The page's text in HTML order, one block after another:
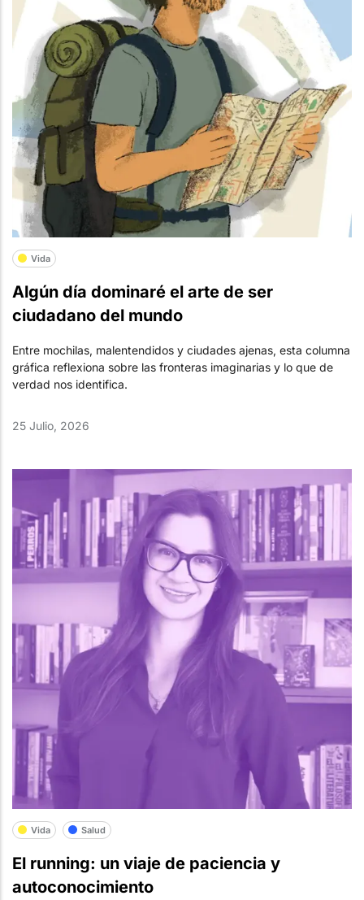
Vida
Algún día dominaré el arte de ser
ciudadano del mundo
Entre mochilas, malentendidos y ciudades ajenas, esta columna
gráfica reflexiona sobre las fronteras imaginarias y lo que de
verdad nos identifica.
25 Julio, 2026
Vida Salud
El running: un viaje de paciencia y
autoconocimiento